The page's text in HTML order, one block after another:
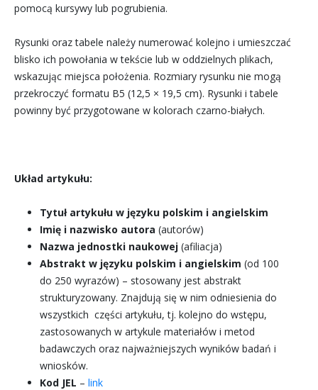
pomocą kursywy lub pogrubienia.
Rysunki oraz tabele należy numerować kolejno i umieszczać
blisko ich powołania w tekście lub w oddzielnych plikach,
wskazując miejsca położenia. Rozmiary rysunku nie mogą
przekroczyć formatu B5 (12,5 × 19,5 cm). Rysunki i tabele
powinny być przygotowane w kolorach czarno-białych.
Układ artykułu:
Tytuł artykułu w języku polskim i angielskim
Imię i nazwisko autora (autorów)
Nazwa jednostki naukowej (afiliacja)
Abstrakt w języku polskim i angielskim (od 100
do 250 wyrazów) – stosowany jest abstrakt
strukturyzowany. Znajdują się w nim odniesienia do
wszystkich części artykułu, tj. kolejno do wstępu,
zastosowanych w artykule materiałów i metod
badawczych oraz najważniejszych wyników badań i
wniosków.
Kod JEL – link